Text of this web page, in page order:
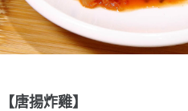
【唐揚炸雞】